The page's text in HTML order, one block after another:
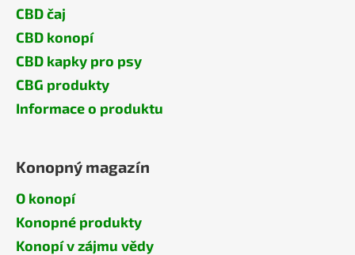
CBD čaj
CBD konopí
CBD kapky pro psy
CBG produkty
Informace o produktu
Konopný magazín
O konopí
Konopné produkty
Konopí v zájmu vědy